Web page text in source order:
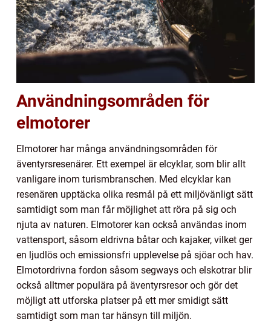
Användningsområden för
elmotorer
Elmotorer har många användningsområden för
äventyrsresenärer. Ett exempel är elcyklar, som blir allt
vanligare inom turismbranschen. Med elcyklar kan
resenären upptäcka olika resmål på ett miljövänligt sätt
samtidigt som man får möjlighet att röra på sig och
njuta av naturen. Elmotorer kan också användas inom
vattensport, såsom eldrivna båtar och kajaker, vilket ger
en ljudlös och emissionsfri upplevelse på sjöar och hav.
Elmotordrivna fordon såsom segways och elskotrar blir
också alltmer populära på äventyrsresor och gör det
möjligt att utforska platser på ett mer smidigt sätt
samtidigt som man tar hänsyn till miljön.